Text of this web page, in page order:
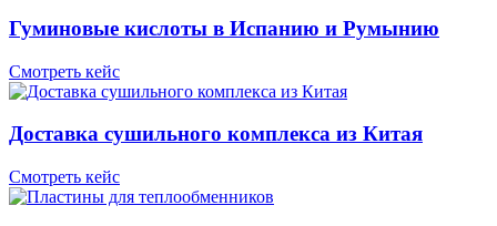
Гуминовые кислоты в Испанию и Румынию
Смотреть кейс
Доставка сушильного комплекса из Китая
Смотреть кейс